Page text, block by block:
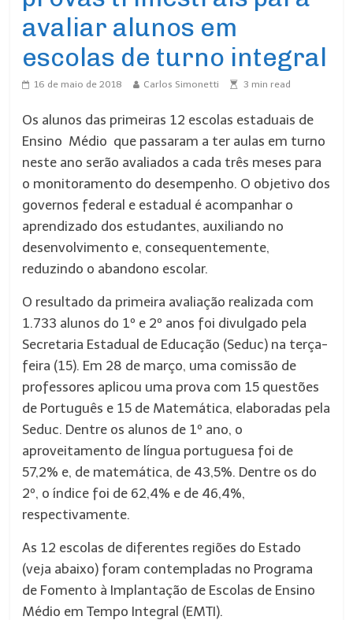
avaliar alunos em
escolas de turno integral
16 de maio de 2018 Carlos Simonetti 3 min read
Os alunos das primeiras 12 escolas estaduais de
Ensino Médio que passaram a ter aulas em turno
neste ano serão avaliados a cada três meses para
o monitoramento do desempenho. O objetivo dos
governos federal e estadual é acompanhar o
aprendizado dos estudantes, auxiliando no
desenvolvimento e, consequentemente,
reduzindo o abandono escolar.
O resultado da primeira avaliação realizada com
1.733 alunos do 1º e 2º anos foi divulgado pela
Secretaria Estadual de Educação (Seduc) na terça-
feira (15). Em 28 de março, uma comissão de
professores aplicou uma prova com 15 questões
de Português e 15 de Matemática, elaboradas pela
Seduc. Dentre os alunos de 1º ano, o
aproveitamento de língua portuguesa foi de
57,2% e, de matemática, de 43,5%. Dentre os do
2º, o índice foi de 62,4% e de 46,4%,
respectivamente.
As 12 escolas de diferentes regiões do Estado
(veja abaixo) foram contempladas no Programa
de Fomento à Implantação de Escolas de Ensino
Médio em Tempo Integral (EMTI).